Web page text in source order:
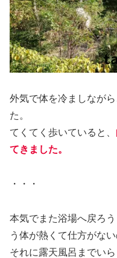
外気で体を冷ましなが
た。
てくてく歩いていると、
てきました。
・・・
本気でまた浴場へ戻ろ
う体が熱くて仕方がな
それに露天風呂までい